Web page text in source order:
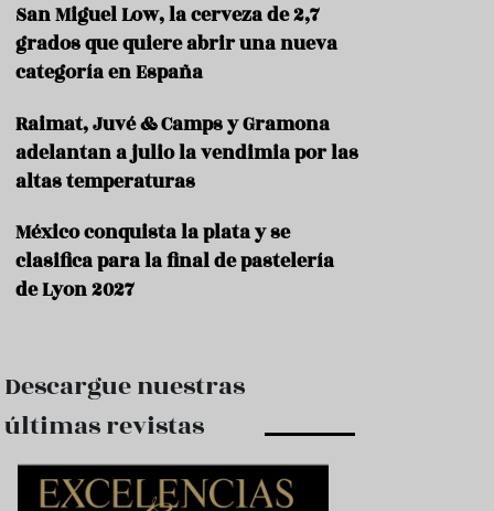
e
s
r
a
n
F
n
San Miguel Low, la cerveza de 2,7
grados que quiere abrir una nueva
categoría en España
Raimat, Juvé & Camps y Gramona
adelantan a julio la vendimia por las
altas temperaturas
México conquista la plata y se
clasifica para la final de pastelería
de Lyon 2027
Descargue nuestras
últimas revistas